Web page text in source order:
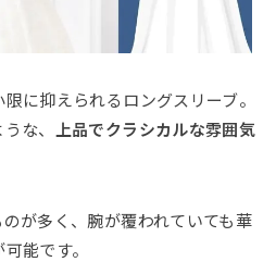
に抑えられるロングスリーブ。
な、
上品でクラシカルな雰囲気
が多く、腕が覆われていても華
能です。